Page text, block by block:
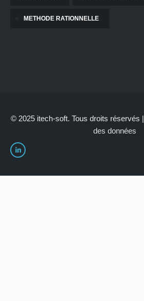
METHODE RATIONNELLE
© 2025 itech-soft. Tous droits réservés |
des données